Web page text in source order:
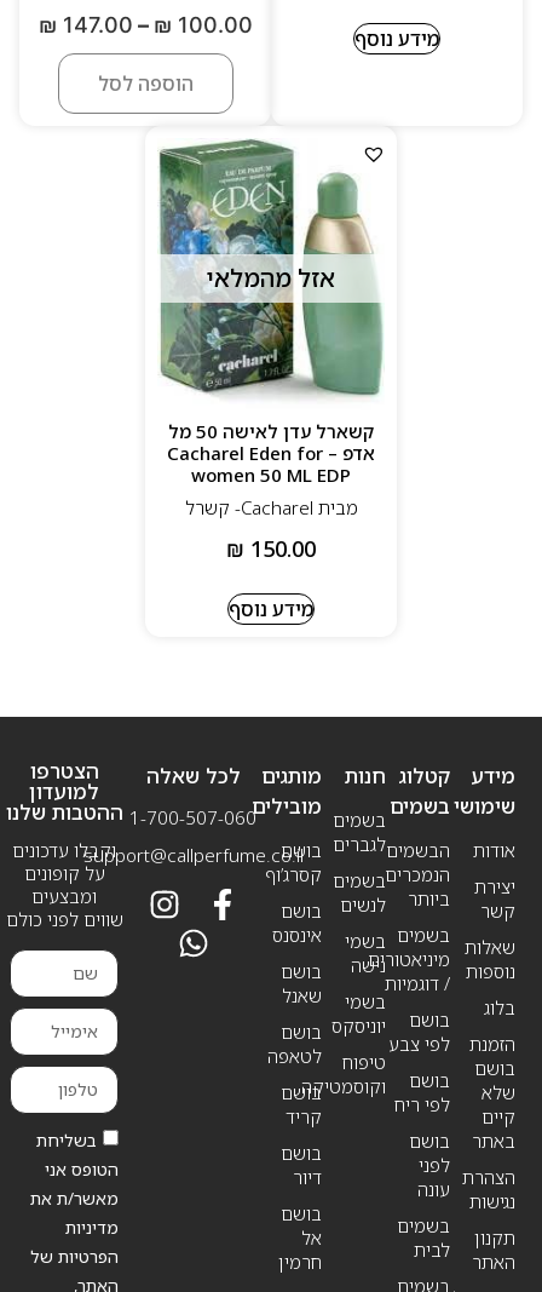
מידע נוסף ₪ 100.00
–
₪ 147.00
הוספה לסל
אזל מהמלאי
קשארל עדן לאישה 50 מל
אדפ – Cacharel Eden for
women 50 ML EDP
מבית Cacharel- קשרל
₪ 150.00
מידע נוסף
מידע
שימושי
אודות
יצירת
קשר
שאלות
נוספות
בלוג
הזמנת
בושם
שלא
קיים
באתר
הצהרת
נגישות
תקנון
האתר
חנות
בשמים
לגברים
בשמים
לנשים
בשמי
נישה
בשמי
יוניסקס
טיפוח
וקוסמטיקה
קטלוג
בשמים
הבשמים
הנמכרים
ביותר
בשמים
מיניאטורים
/ דוגמיות
בושם
לפי צבע
בושם
לפי ריח
בושם
לפני
עונה
בשמים
לבית
בשמים
מותגים
מובילים
בושם
קסרג’וף
בושם
אינסנס
בושם
שאנל
בושם
לטאפה
בושם
קריד
בושם
דיור
בושם
אל
חרמין
לכל שאלה
1-700-507-060
support@callperfume.co.il
הצטרפו
למועדון
ההטבות שלנו
וקבלו עדכונים
על קופונים
ומבצעים
שווים לפני כולם
בשליחת
הטופס אני
מאשר/ת את
מדיניות
הפרטיות של
האתר,